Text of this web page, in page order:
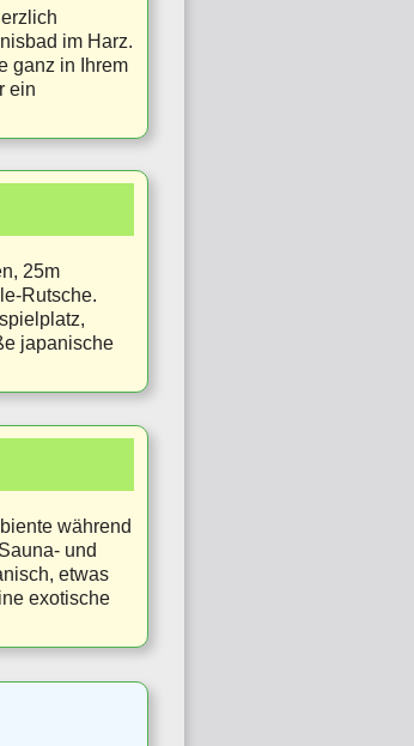
im Harz.
ganz in Ihrem
ein
25m
Rutsche.
japanische
während
und
etwas
exotische